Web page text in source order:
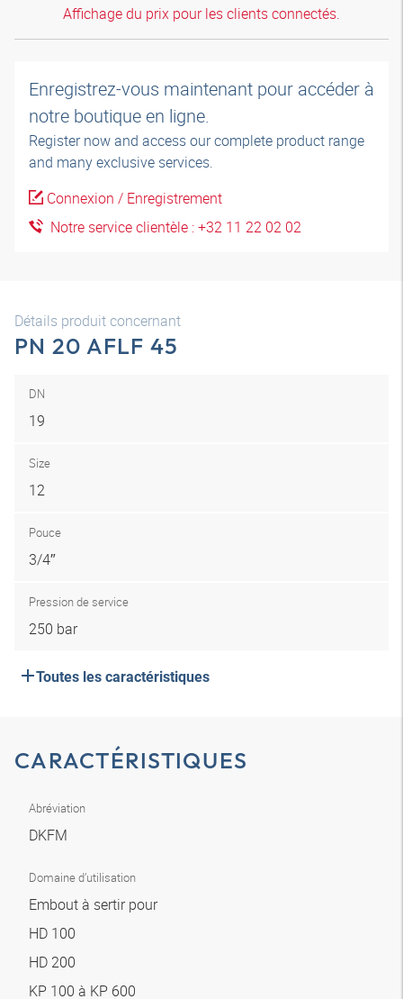
Affichage du prix pour les clients connectés.
Enregistrez-vous maintenant pour accéder à
notre boutique en ligne.
Register now and access our complete product range
and many exclusive services.
Connexion / Enregistrement
Notre service clientèle : +32 11 22 02 02
Détails produit concernant
PN 20 AFLF 45
DN
19
Size
12
Pouce
3/4″
Pression de service
250 bar
Toutes les caractéristiques
CARACTÉRISTIQUES
Abréviation
DKFM
Domaine d’utilisation
Embout à sertir pour
HD 100
HD 200
KP 100 à KP 600